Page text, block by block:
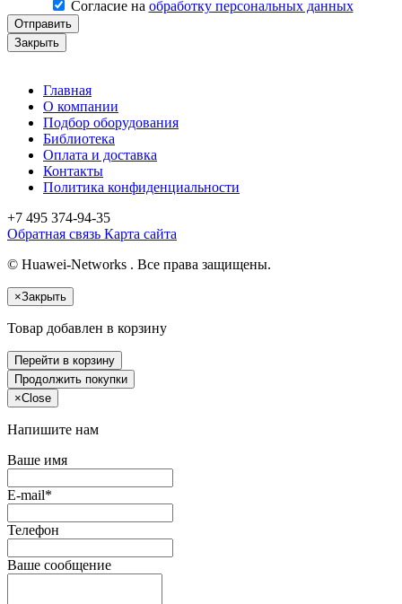
Согласие на обработку персональных данных
Отправить
Закрыть
Главная
О компании
Подбор оборудования
Библиотека
Оплата и доставка
Контакты
Политика конфиденциальности
+7 495 374-94-35
Обратная связь Карта сайта
© Huawei-Networks . Все права защищены.
×Закрыть
Товар добавлен в корзину
Перейти в корзину
Продолжить покупки
×Close
Напишите нам
Ваше имя
E-mail*
Телефон
Ваше сообщение